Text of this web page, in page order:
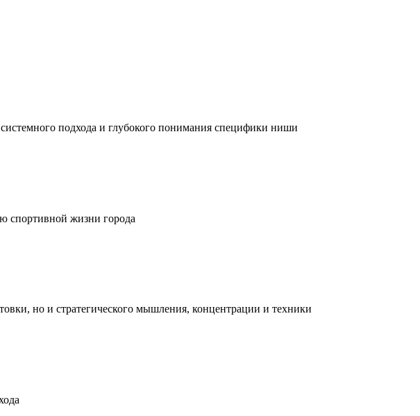
подхода и глубокого понимания специфики ниши
спортивной жизни города
но и стратегического мышления, концентрации и техники